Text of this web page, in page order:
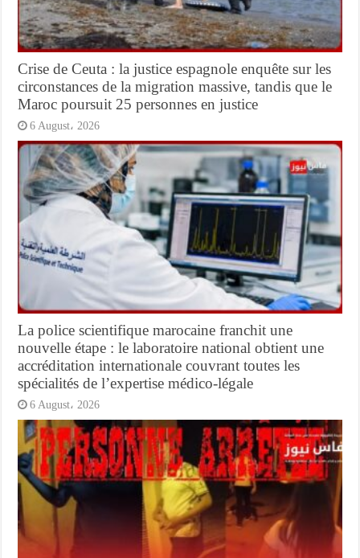
Crise de Ceuta : la justice espagnole enquête sur les
circonstances de la migration massive, tandis que le
Maroc poursuit 25 personnes en justice
6 August، 2026
La police scientifique marocaine franchit une
nouvelle étape : le laboratoire national obtient une
accréditation internationale couvrant toutes les
spécialités de l’expertise médico-légale
6 August، 2026